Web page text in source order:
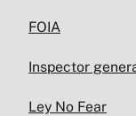
FOIA
Inspector
Ley No Fear